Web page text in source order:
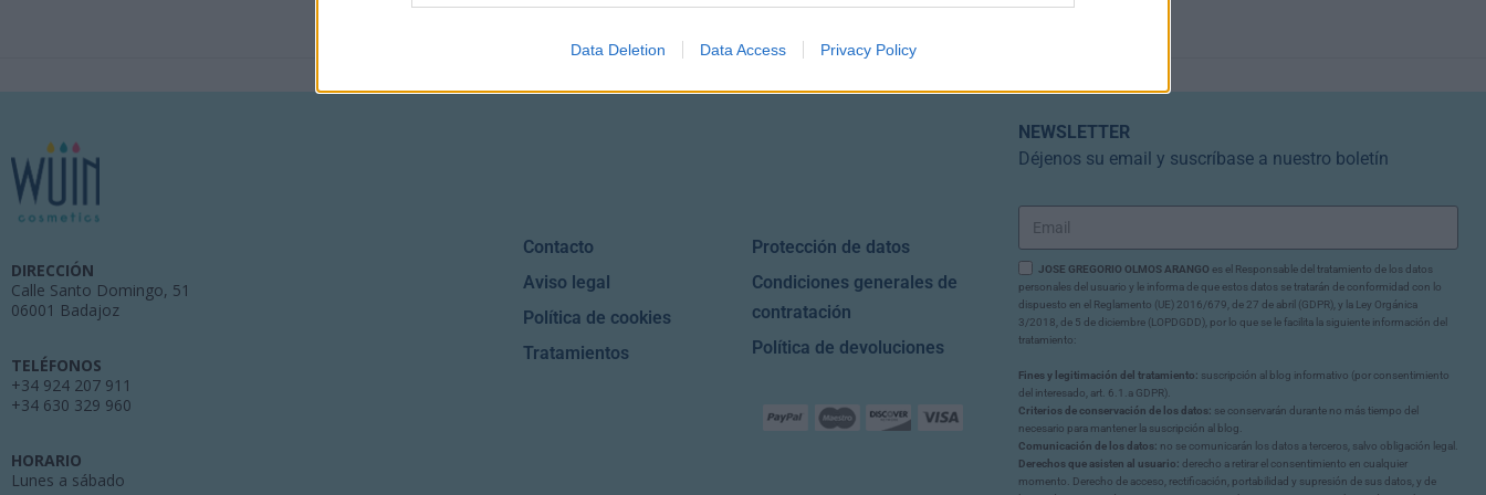
Data Deletion Data Access Privacy Policy
DIRECCIÓN
Calle Santo Domingo, 51
06001 Badajoz
TELÉFONOS
+34 924 207 911
+34 630 329 960
HORARIO
Lunes a sábado
Contacto
Aviso legal
Política de cookies
Tratamientos
Protección de datos
Condiciones generales de
contratación
Política de devoluciones
NEWSLETTER
Déjenos su email y suscríbase a nuestro boletín
JOSE GREGORIO OLMOS ARANGO es el Responsable del tratamiento de los datos
personales del usuario y le informa de que estos datos se tratarán de conformidad con lo
dispuesto en el Reglamento (UE) 2016/679, de 27 de abril (GDPR), y la Ley Orgánica
3/2018, de 5 de diciembre (LOPDGDD), por lo que se le facilita la siguiente información del
tratamiento:
Fines y legitimación del tratamiento: suscripción al blog informativo (por consentimiento
del interesado, art. 6.1.a GDPR).
Criterios de conservación de los datos: se conservarán durante no más tiempo del
necesario para mantener la suscripción al blog.
Comunicación de los datos: no se comunicarán los datos a terceros, salvo obligación legal.
Derechos que asisten al usuario: derecho a retirar el consentimiento en cualquier
momento. Derecho de acceso, rectificación, portabilidad y supresión de sus datos, y de